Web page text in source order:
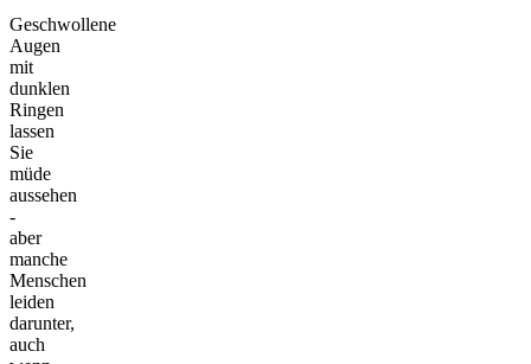
Geschwollene
Augen
mit
dunklen
Ringen
lassen
Sie
müde
aussehen
-
aber
manche
Menschen
leiden
darunter,
auch